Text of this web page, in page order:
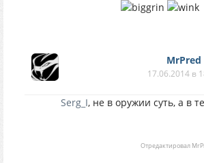
MrPred
17.06.2014 в
Serg_I, не в оружии суть, а в
Отредактировал